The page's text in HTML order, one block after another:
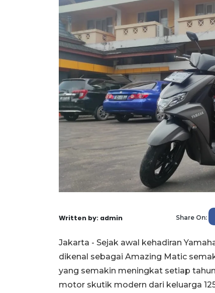
Written by: admin Share On:
Jakarta - Sejak awal kehadiran
dikenal sebagai Amazing Matic
yang semakin meningkat setiap
motor skutik modern dari keluarga